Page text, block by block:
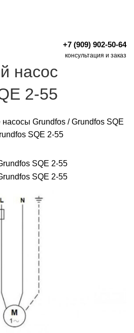
+7 (909) 902-50-64
консультация и заказ
насос
2-55
Grundfos /Grundfos SQE
SQE 2-55